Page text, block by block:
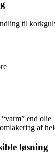
til
end olie
af
løsning